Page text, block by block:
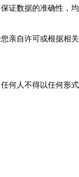
证数据的准确性，
亲自许可或根据相
何人不得以任何形